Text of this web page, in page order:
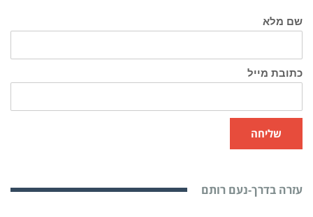
שם מלא
כתובת מייל
שליחה
עזרה בדרך-נעם רותם